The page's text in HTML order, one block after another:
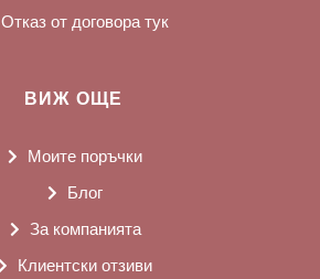
Отказ от договора тук
ВИЖ ОЩЕ
Моите поръчки
Блог
За компанията
Клиентски отзиви